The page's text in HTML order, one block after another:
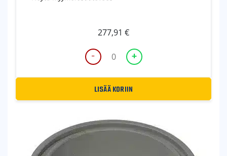
-
Disaflow
DFV
250L
hitsattava
ruostumaton
+
277,91 €
LISÄÄ KORIIN